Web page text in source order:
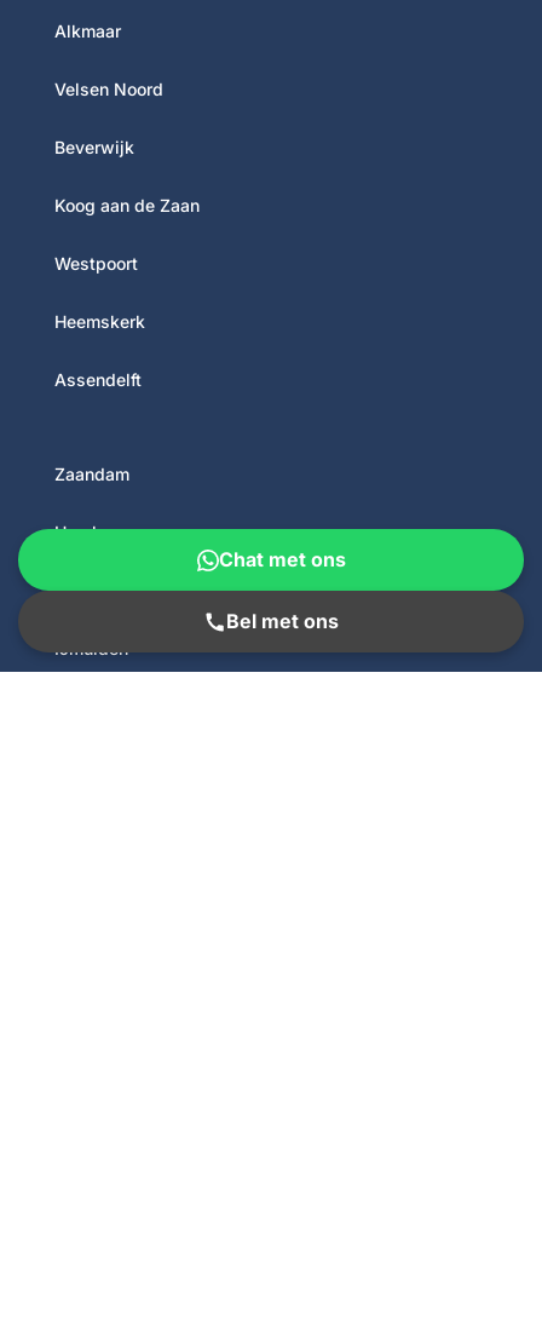
Alkmaar
Velsen Noord
Beverwijk
Koog aan de Zaan
Westpoort
Heemskerk
Assendelft
Zaandam
Haarlem
Velserbroek
IJmuiden
Chat met ons
Bel met ons